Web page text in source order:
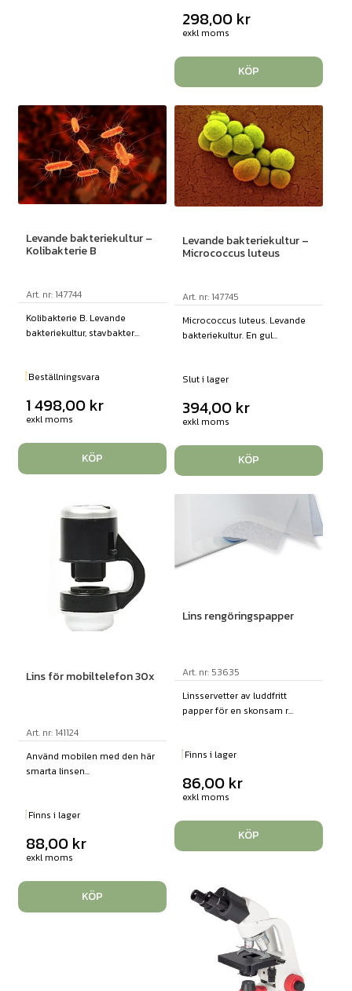
298,00 kr
exkl moms
KÖP
Levande bakteriekultur –
Kolibakterie B
Art. nr: 147744
Kolibakterie B. Levande
bakteriekultur, stavbakter...
Beställningsvara
1 498,00 kr
exkl moms
KÖP
Levande bakteriekultur –
Micrococcus luteus
Art. nr: 147745
Micrococcus luteus. Levande
bakteriekultur. En gul...
Slut i lager
394,00 kr
exkl moms
KÖP
Lins för mobiltelefon 30x
Art. nr: 141124
Använd mobilen med den här
smarta linsen...
Finns i lager
88,00 kr
exkl moms
KÖP
Lins rengöringspapper
Art. nr: 53635
Linsservetter av luddfritt
papper för en skonsam r...
Finns i lager
86,00 kr
exkl moms
KÖP